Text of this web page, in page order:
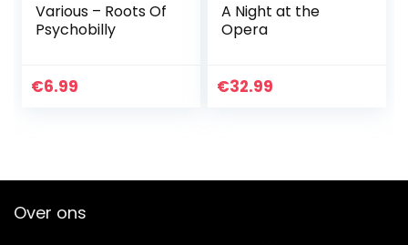
Various – Roots Of
Psychobilly
€6.99
A Night at the
Opera
€32.99
Over ons